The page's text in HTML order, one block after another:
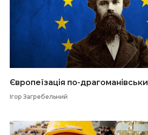
Європеїзація по-драгоманівськи
Ігор Загребельний